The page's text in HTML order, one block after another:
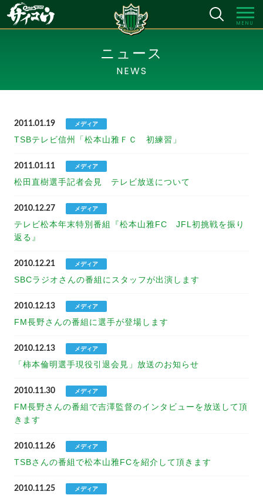
MENU
ニュース
NEWS
2011.01.19 メディア
TSBテレビ信州「松本山雅ＦＣ 初練習」
2011.01.11 メディア
松田直樹選手記者会見 テレビ放送について
2010.12.27 メディア
テレビ松本年末特別番組『松本山雅FC JFL初挑戦を振り
返る』
2010.12.21 メディア
SBCラジオさんの番組にスタッフが出演します
2010.12.13 メディア
FM長野さんの番組に選手が登場します
2010.12.13 メディア
「柿本倫明選手現役引退会見」放送のお知らせ
2010.11.30 メディア
FM長野さんの番組で吉澤監督のインタビューを放送して頂
きます
2010.11.26 メディア
TSBさんの番組で松本山雅FCを紹介して頂きます
2010.11.25 メディア